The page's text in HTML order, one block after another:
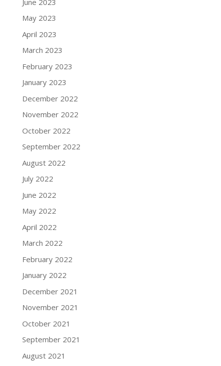
May 2023
April 2023
March 2023
February 2023
January 2023
December 2022
November 2022
October 2022
September 2022
August 2022
July 2022
June 2022
May 2022
April 2022
March 2022
February 2022
January 2022
December 2021
November 2021
October 2021
September 2021
August 2021